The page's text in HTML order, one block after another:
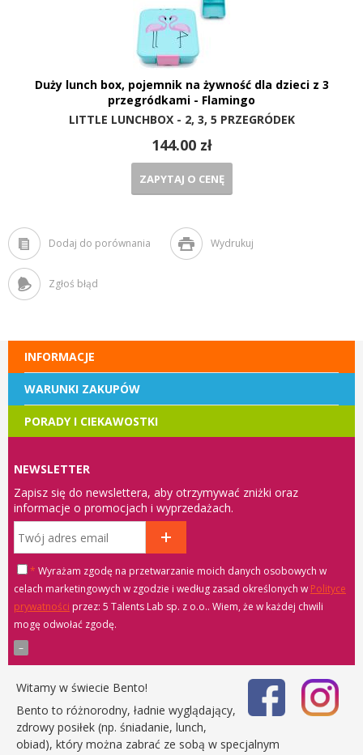
Duży lunch box, pojemnik na żywność dla dzieci z 3
przegródkami - Flamingo
LITTLE LUNCHBOX - 2, 3, 5 PRZEGRÓDEK
144.00 zł
ZAPYTAJ O CENĘ
Dodaj do porównania Wydrukuj
Zgłoś błąd
INFORMACJE
WARUNKI ZAKUPÓW
PORADY I CIEKAWOSTKI
NEWSLETTER
Zapisz się do newslettera, aby otrzymywać zniżki oraz
informacje o promocjach i wyprzedażach.
* Wyrażam zgodę na przetwarzanie moich danych osobowych w
celach marketingowych w zgodzie i według zasad określonych w Polityce
prywatności
przez: 5 Talents Lab sp. z o.o.. Wiem, że w każdej chwili
mogę odwołać zgodę.
Witamy w świecie Bento!
Bento to różnorodny, ładnie wyglądający,
zdrowy posiłek (np. śniadanie, lunch,
obiad), który można zabrać ze sobą w specjalnym